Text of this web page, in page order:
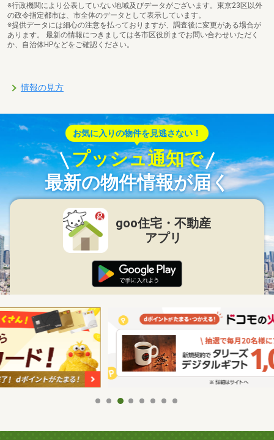
※行政機関により公表していない地域及びデータがございます。東京23区以外
の政令指定都市は、市全体のデータとして表示しています。
※提供データには細心の注意を払っておりますが、調査後に変更がある場合が
あります。 最新の情報につきましては各市区役所までお問い合わせいただく
か、自治体HPなどをご確認ください。
情報の見方
お気に入りの物件を見逃さない！
プッシュ通知で
最新の物件情報が届く
goo住宅・不動産
アプリ